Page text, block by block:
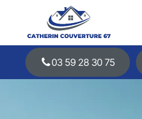
03 59 28 30 75